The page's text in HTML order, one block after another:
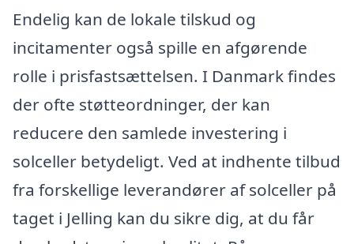
Endelig kan de lokale tilskud og
incitamenter også spille en afgørende
rolle i prisfastsættelsen. I Danmark findes
der ofte støtteordninger, der kan
reducere den samlede investering i
solceller betydeligt. Ved at indhente tilbud
fra forskellige leverandører af solceller på
taget i Jelling kan du sikre dig, at du får